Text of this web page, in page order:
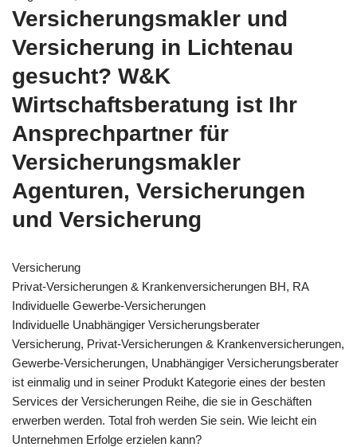
Versicherungsmakler und
Versicherung in Lichtenau
gesucht? W&K
Wirtschaftsberatung ist Ihr
Ansprechpartner für
Versicherungsmakler
Agenturen, Versicherungen
und Versicherung
Versicherung
Privat-Versicherungen & Krankenversicherungen BH, RA
Individuelle Gewerbe-Versicherungen
Individuelle Unabhängiger Versicherungsberater
Versicherung, Privat-Versicherungen & Krankenversicherungen,
Gewerbe-Versicherungen, Unabhängiger Versicherungsberater
ist einmalig und in seiner Produkt Kategorie eines der besten
Services der Versicherungen Reihe, die sie in Geschäften
erwerben werden. Total froh werden Sie sein. Wie leicht ein
Unternehmen Erfolge erzielen kann?